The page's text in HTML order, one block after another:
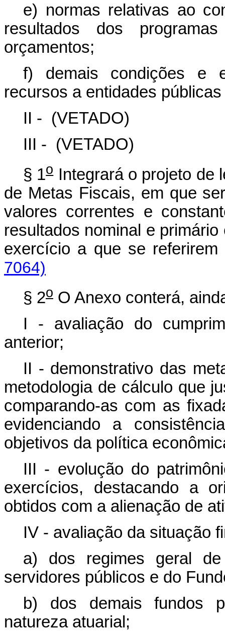
e) normas relativas ao
resultados dos
orçamentos;
f) demais condições e
recursos a entidades
II - (VETADO)
III - (VETADO)
§ 1oIntegrará o projeto de
de Metas Fiscais, em que
valores correntes e
resultados nominal e
exercício a que se
7064)
§ 2o O Anexo conterá,
I - avaliação do
anterior;
II - demonstrativo das
metodologia de cálculo que
comparando-as com as
evidenciando a
objetivos da política
III - evolução do
exercícios, destacando a
obtidos com a alienação de
IV - avaliação da situação
a) dos regimes geral
servidores públicos e do
b) dos demais fundos
natureza atuarial;